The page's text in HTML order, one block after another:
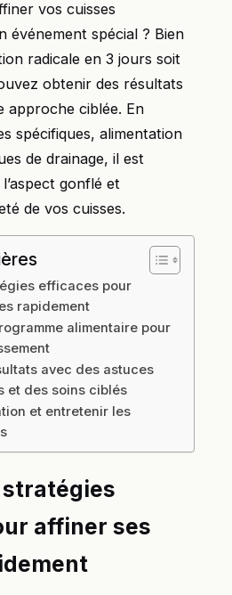
vos cuisses
événement spécial ? Bien
radicale en 3 jours soit
obtenir des résultats
approche ciblée. En
spécifiques, alimentation
de drainage, il est
gonflé et
de vos cuisses.
efficaces pour
rapidement
alimentaire pour
avec des astuces
et des soins ciblés
et entretenir les
affiner ses